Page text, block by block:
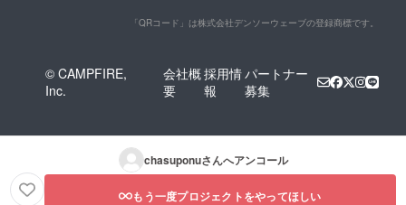
「QRコード」は株式会社デンソーウェーブの登録商標です。
© CAMPFIRE,
Inc.
会社概
要
採用情
報
パートナー
募集
chasuponuさんへアンコール
もう一度プロジェクトをやってほしい